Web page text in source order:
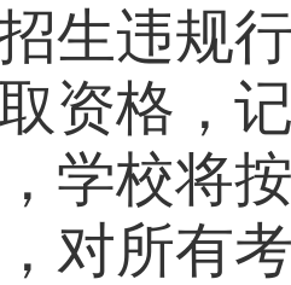
生违规
资格，
学校将
对所有